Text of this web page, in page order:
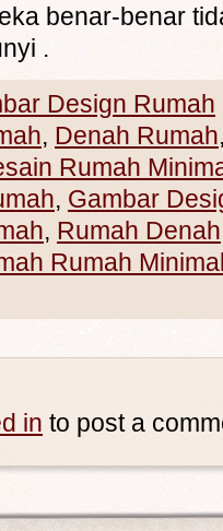
benar-benar
.
Design Rumah
, Denah Rumah
Rumah
, Gambar
, Rumah Denah
Rumah
in to post a